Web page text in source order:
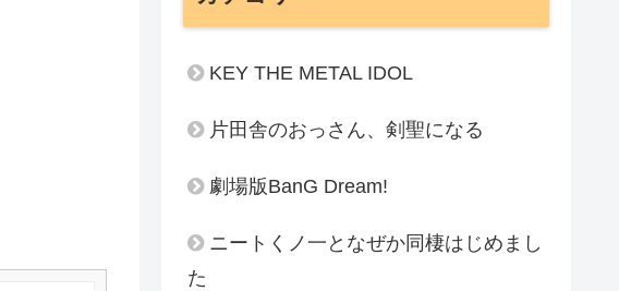
KEY THE METAL IDOL
片田舎のおっさん、剣聖になる
劇場版BanG Dream!
ニートくノ一となぜか同棲はじめまし
た